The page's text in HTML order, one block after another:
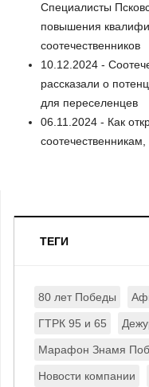
Специалисты
повышения
соотечественников
10.12.2024 -
рассказали о
для переселенцев
06.11.2024 - Как
ТЕГИ
80 лет Победы
ГТРК 95 и 65
Марафон Знамя
Новости компании